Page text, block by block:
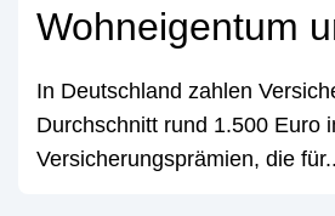
Wohneigentum
In Deutschland zahlen
Durchschnitt rund 1.500 Euro
Versicherungsprämien, die